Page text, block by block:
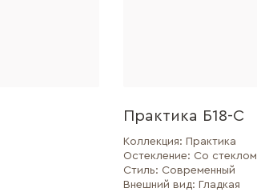
Практика Б18-С
Коллекция: Практика
Остекление: Со стеклом
Стиль: Современный
Внешний вид: Гладкая